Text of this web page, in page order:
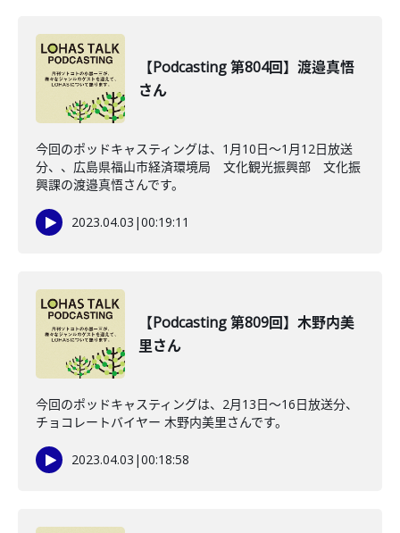
【Podcasting 第804回】渡邉真悟
さん
今回のポッドキャスティングは、1月10日〜1月12日放送
分、、広島県福山市経済環境局 文化観光振興部 文化振
興課の渡邉真悟さんです。
2023.04.03 |00:19:11
【Podcasting 第809回】木野内美
里さん
今回のポッドキャスティングは、2月13日〜16日放送分、
チョコレートバイヤー 木野内美里さんです。
2023.04.03 |00:18:58